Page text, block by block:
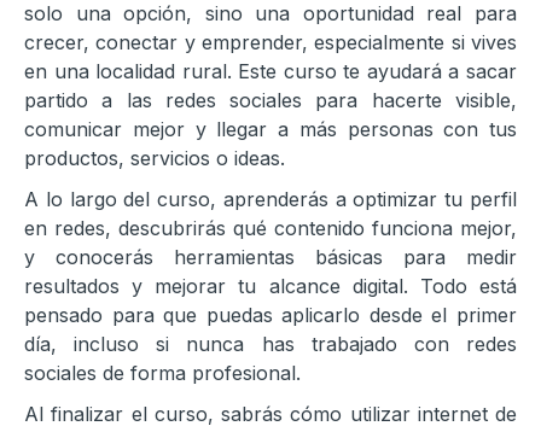
solo una opción, sino una oportunidad real para
crecer, conectar y emprender, especialmente si vives
en una localidad rural. Este curso te ayudará a sacar
partido a las redes sociales para hacerte visible,
comunicar mejor y llegar a más personas con tus
productos, servicios o ideas.
A lo largo del curso, aprenderás a optimizar tu perfil
en redes, descubrirás qué contenido funciona mejor,
y conocerás herramientas básicas para medir
resultados y mejorar tu alcance digital. Todo está
pensado para que puedas aplicarlo desde el primer
día, incluso si nunca has trabajado con redes
sociales de forma profesional.
Al finalizar el curso, sabrás cómo utilizar internet de